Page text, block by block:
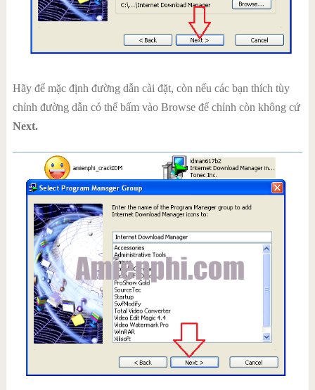
Hãy để mặc định đường dẫn cài đặt, còn nếu các bạn thích tùy
chỉnh đường dẫn có thể bấm vào Browse để chỉnh còn không cứ
Next.